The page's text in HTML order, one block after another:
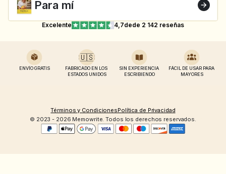
Para mí
Excelente 4,7dede 2 142 reseñas
ENVÍO GRATIS
🇺🇸
FABRICADO EN LOS
ESTADOS UNIDOS
SIN EXPERIENCIA
ESCRIBIENDO
FÁCIL DE USAR PARA
MAYORES
© 2023 - 2026 Memowrite. Todos los derechos reservados.
Términos y CondicionesPolítica de Privacidad